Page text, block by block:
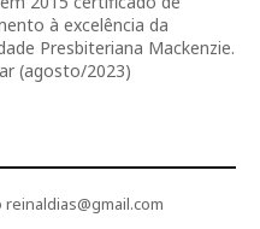
à excelência da
Presbiteriana Mackenzie.
(agosto/2023)